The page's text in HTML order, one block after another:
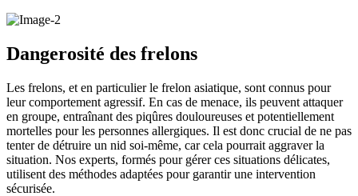
Dangerosité des frelons
Les frelons, et en particulier le frelon asiatique, sont connus pour
leur comportement agressif. En cas de menace, ils peuvent attaquer
en groupe, entraînant des piqûres douloureuses et potentiellement
mortelles pour les personnes allergiques. Il est donc crucial de ne pas
tenter de détruire un nid soi-même, car cela pourrait aggraver la
situation. Nos experts, formés pour gérer ces situations délicates,
utilisent des méthodes adaptées pour garantir une intervention
sécurisée.